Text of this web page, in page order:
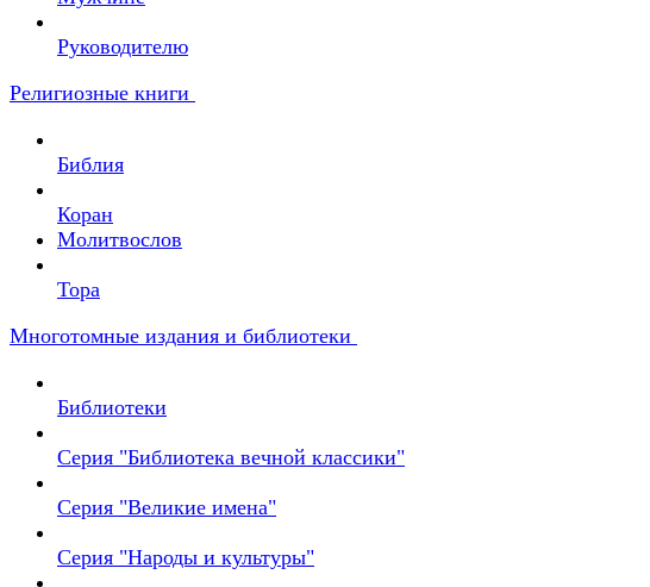
Руководителю
Религиозные книги
Библия
Коран
Молитвослов
Тора
Многотомные издания и библиотеки
Библиотеки
Серия "Библиотека вечной классики"
Серия "Великие имена"
Серия "Народы и культуры"